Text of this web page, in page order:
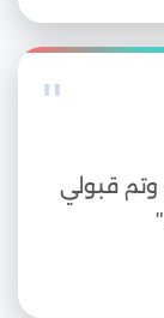
"
قبولي